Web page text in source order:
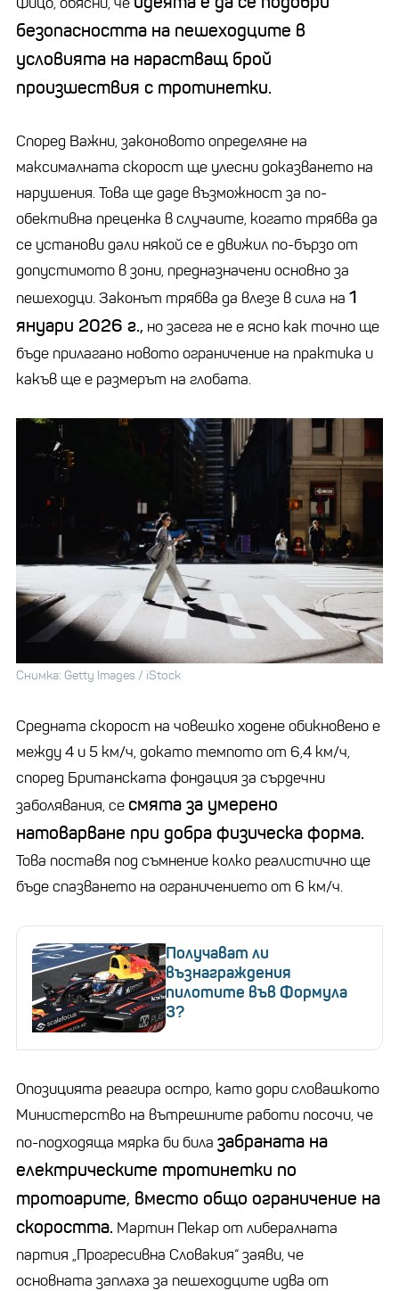
безопасността на пешеходците в
условията на нарастващ брой
произшествия с тротинетки.
Според Важни, законовото определяне на
максималната скорост ще улесни доказването на
нарушения. Това ще даде възможност за по-
обективна преценка в случаите, когато трябва да
се установи дали някой се е движил по-бързо от
допустимото в зони, предназначени основно за
пешеходци. Законът трябва да влезе в сила на 1
януари 2026 г., но засега не е ясно как точно ще
бъде прилагано новото ограничение на практика и
какъв ще е размерът на глобата.
Снимка: Getty Images / iStock
Средната скорост на човешко ходене обикновено е
между 4 и 5 км/ч, докато темпото от 6,4 км/ч,
според Британската фондация за сърдечни
заболявания, сесмята за умерено
натоварване при добра физическа форма.
Това поставя под съмнение колко реалистично ще
бъде спазването на ограничението от 6 км/ч.
Получават ли
възнаграждения
пилотите във Формула
3?
Опозицията реагира остро, като дори словашкото
Министерство на вътрешните работи посочи, че
по-подходяща мярка би била забраната на
електрическите тротинетки по
тротоарите, вместо общо ограничение на
скоростта. Мартин Пекар от либералната
партия „Прогресивна Словакия“ заяви, че
основната заплаха за пешеходците идва от